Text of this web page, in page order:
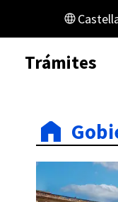
Trámites